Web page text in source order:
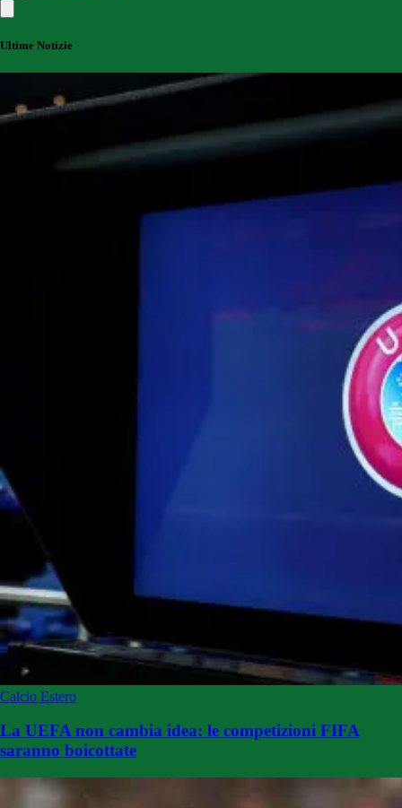
Ultime Notizie
Calcio Estero
La UEFA non cambia idea: le competizioni FIFA
saranno boicottate